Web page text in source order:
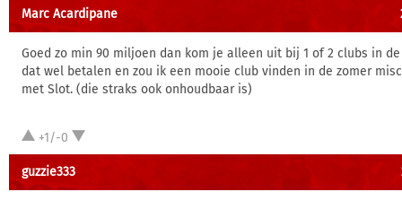
Marc Acardipane
Goed zo min 90 miljoen dan kom je alleen uit bij 1 of 2 clubs in de
dat wel betalen en zou ik een mooie club vinden in de zomer
met Slot. (die straks ook onhoudbaar is)
+1/-0
guzzie333